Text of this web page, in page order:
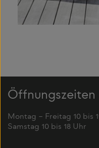
Öffnungszeiten
Montag – Freitag 10 bis
Samstag 10 bis 18 Uhr